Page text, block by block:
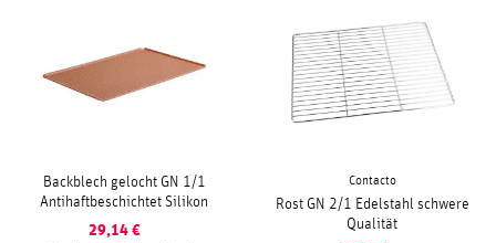
Backblech gelocht GN 1/1
Antihaftbeschichtet Silikon
29,14 €
Contacto
Rost GN 2/1 Edelstahl schwere
Qualität